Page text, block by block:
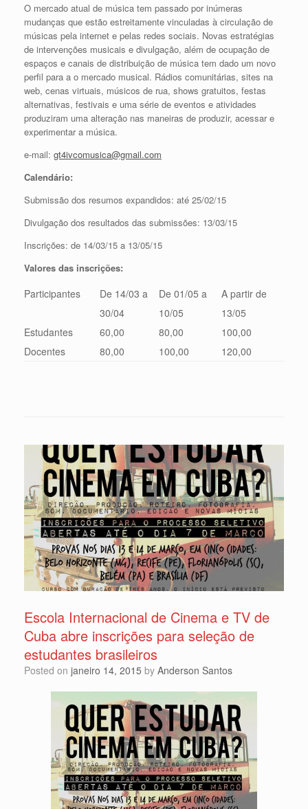
O mercado atual de música tem passado por inúmeras
mudanças que estão estreitamente vinculadas à circulação de
músicas pela internet e pelas redes sociais. Novas estratégias
de intervenções musicais e divulgação, além de ocupação de
espaços e canais de distribuição de música tem dado um novo
perfil para a o mercado musical. Rádios comunitárias, sites na
web, cenas virtuais, músicos de rua, shows gratuitos, festas
alternativas, festivais e uma série de eventos e atividades
produziram uma alteração nas maneiras de produzir, acessar e
experimentar a música.
e-mail: gt4ivcomusica@gmail.com
Calendário:
Submissão dos resumos expandidos: até 25/02/15
Divulgação dos resultados das submissões: 13/03/15
Inscrições: de 14/03/15 a 13/05/15
Valores das inscrições:
Participantes
De 14/03 a
30/04
De 01/05 a
10/05
A partir de
13/05
Estudantes
60,00 80,00
100,00
Docentes
80,00 100,00 120,00
Escola Internacional de Cinema e TV de
Cuba abre inscrições para seleção de
estudantes brasileiros
Posted on janeiro 14, 2015 by Anderson Santos